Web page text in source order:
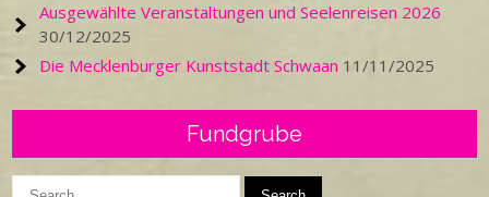
Ausgewählte Veranstaltungen und Seelenreisen 2026
30/12/2025
Die Mecklenburger Kunststadt Schwaan 11/11/2025
Fundgrube